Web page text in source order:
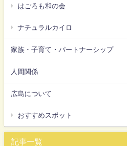
はごろも和の会
ナチュラルカイロ
家族・子育て・パートナーシップ
人間関係
広島について
おすすめスポット
記事一覧